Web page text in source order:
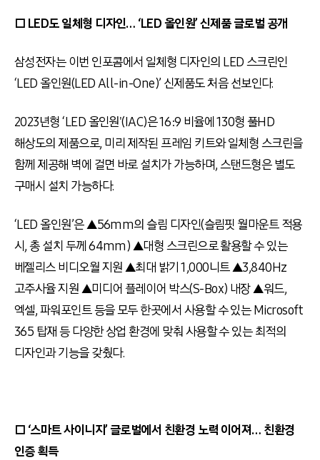
□ LED도 일체형 디자인… ‘LED 올인원’ 신제품 글로벌 공개
삼성전자는 이번 인포콤에서 일체형 디자인의 LED 스크린인
‘LED 올인원(LED All-in-One)’ 신제품도 처음 선보인다.
2023년형 ‘LED 올인원'(IAC)은 16:9 비율에 130형 풀HD
해상도의 제품으로, 미리 제작된 프레임 키트와 일체형 스크린을
함께 제공해 벽에 걸면 바로 설치가 가능하며, 스탠드형은 별도
구매시 설치 가능하다.
‘LED 올인원’은 ▲56mm의 슬림 디자인(슬림핏 월마운트 적용
시, 총 설치 두께 64mm) ▲대형 스크린으로 활용할 수 있는
베젤리스 비디오월 지원 ▲최대 밝기 1,000니트 ▲3,840Hz
고주사율 지원 ▲미디어 플레이어 박스(S-Box) 내장 ▲워드,
엑셀, 파워포인트 등을 모두 한곳에서 사용할 수 있는 Microsoft
365 탑재 등 다양한 상업 환경에 맞춰 사용할 수 있는 최적의
디자인과 기능을 갖췄다.
□ ‘스마트 사이니지’ 글로벌에서 친환경 노력 이어져… 친환경
인증 획득